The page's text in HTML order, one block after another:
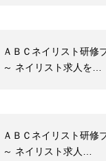
ＡＢＣネイリスト研修
～ ネイリスト求人を…
ＡＢＣネイリスト研修
～ ネイリスト求人…